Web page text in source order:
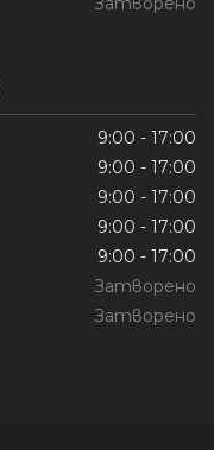
9:00 - 17:00
9:00 - 17:00
9:00 - 17:00
9:00 - 17:00
9:00 - 17:00
Затворено
Затворено